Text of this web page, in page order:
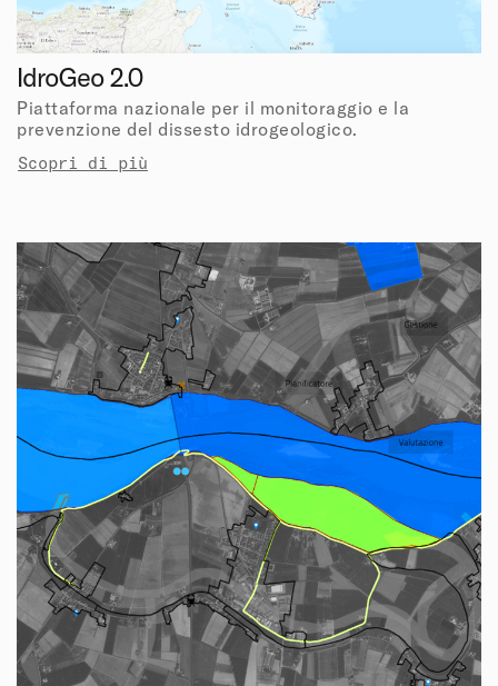
IdroGeo 2.0
Piattaforma nazionale per il monitoraggio e la
prevenzione del dissesto idrogeologico.
Scopri di più